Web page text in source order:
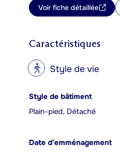
Voir fiche détaillée
Caractéristiques
? Style de vie
Style de bâtiment
Plain-pied, Détaché
Date d’emménagement